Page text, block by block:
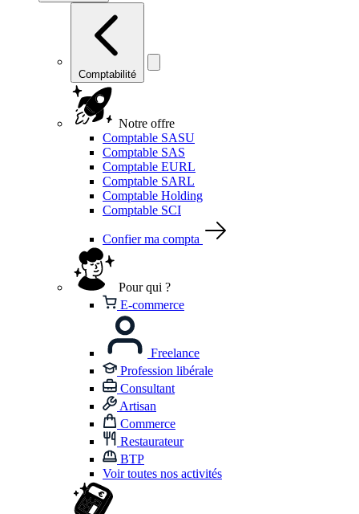
Comptabilité
Notre offre
Comptable SASU
Comptable SAS
Comptable EURL
Comptable SARL
Comptable Holding
Comptable SCI
Confier ma compta
Pour qui ?
E-commerce
Freelance
Profession libérale
Consultant
Artisan
Commerce
Restaurateur
BTP
Voir toutes nos activités